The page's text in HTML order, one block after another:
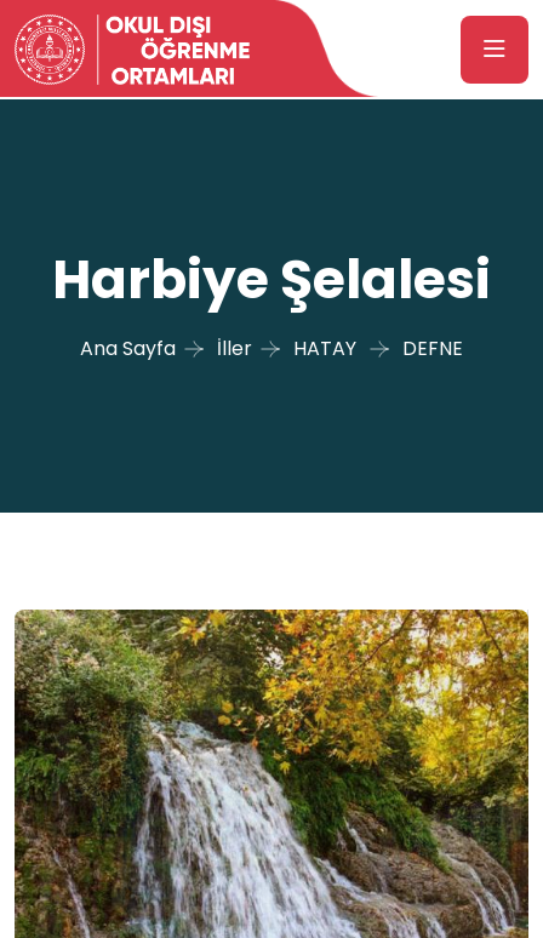
Harbiye Şelalesi
Ana Sayfa İller HATAY DEFNE